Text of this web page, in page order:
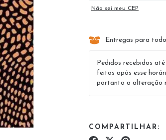
Não sei meu CEP
Entregas para
Pedidos recebidos
feitos após esse
portanto a alteração
COMPARTILHAR: